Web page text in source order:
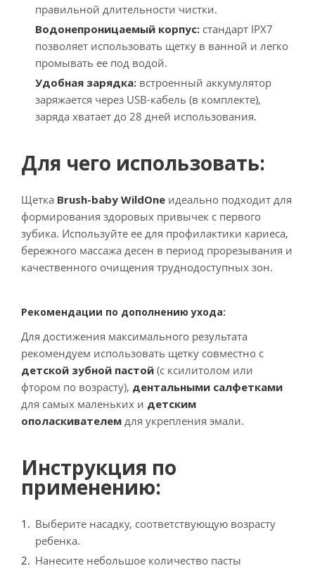
правильной длительности чистки.
Водонепроницаемый корпус: стандарт IPX7
позволяет использовать щетку в ванной и легко
промывать ее под водой.
Удобная зарядка: встроенный аккумулятор
заряжается через USB-кабель (в комплекте),
заряда хватает до 28 дней использования.
Для чего использовать:
Щетка Brush-baby WildOne идеально подходит для
формирования здоровых привычек с первого
зубика. Используйте ее для профилактики кариеса,
бережного массажа десен в период прорезывания и
качественного очищения труднодоступных зон.
Рекомендации по дополнению ухода:
Для достижения максимального результата
рекомендуем использовать щетку совместно с
детской зубной пастой (с ксилитолом или
фтором по возрасту), дентальными салфетками
для самых маленьких и детским
ополаскивателем для укрепления эмали.
Инструкция по
применению:
Выберите насадку, соответствующую возрасту
ребенка.
Нанесите небольшое количество пасты